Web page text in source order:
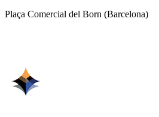
Plaça Comercial del Born (Barcelona)